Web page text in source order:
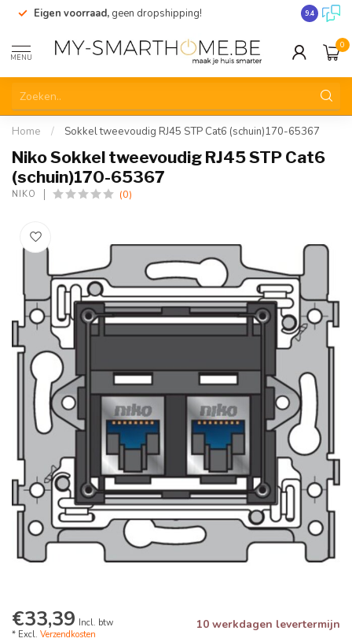
Eigen voorraad, geen dropshipping! 9.4
MENU
0
Home / Sokkel tweevoudig RJ45 STP Cat6 (schuin)170-65367
Niko Sokkel tweevoudig RJ45 STP Cat6
(schuin)170-65367
NIKO (0)
€33,39 Incl. btw
* Excl. Verzendkosten
10 werkdagen levertermijn